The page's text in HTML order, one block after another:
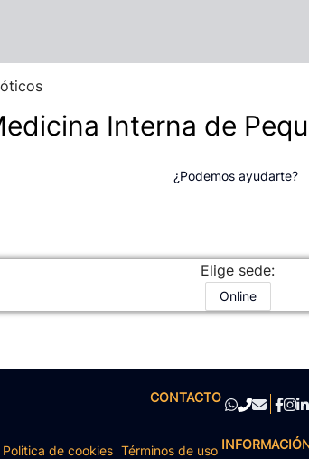
Interna de
¿Podemos ayudarte?
Elige sede:
Online
CONTACTO
Politica de cookies Términos de uso